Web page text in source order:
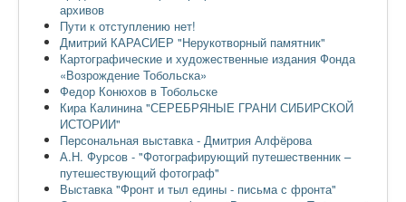
архивов
Пути к отступлению нет!
Дмитрий КАРАСИЕР "Нерукотворный памятник"
Картографические и художественные издания Фонда
«Возрождение Тобольска»
Федор Конюхов в Тобольске
Кира Калинина "СЕРЕБРЯНЫЕ ГРАНИ СИБИРСКОЙ
ИСТОРИИ"
Персональная выставка - Дмитрия Алфёрова
А.Н. Фурсов - "Фотографирующий путешественник –
путешествующий фотограф"
Выставка "Фронт и тыл едины - письма с фронта"